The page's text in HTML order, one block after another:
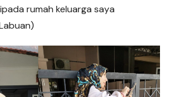
rumah keluarga saya